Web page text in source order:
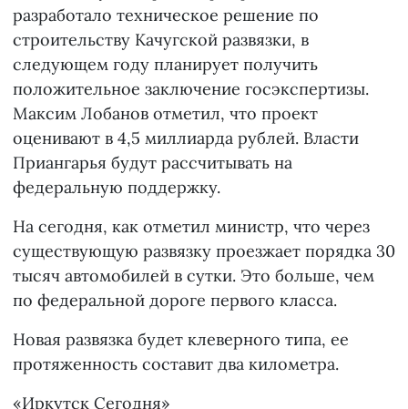
разработало техническое решение по
строительству Качугской развязки, в
следующем году планирует получить
положительное заключение госэкспертизы.
Максим Лобанов отметил, что проект
оценивают в 4,5 миллиарда рублей. Власти
Приангарья будут рассчитывать на
федеральную поддержку.
На сегодня, как отметил министр, что через
существующую развязку проезжает порядка 30
тысяч автомобилей в сутки. Это больше, чем
по федеральной дороге первого класса.
Новая развязка будет клеверного типа, ее
протяженность составит два километра.
«Иркутск Сегодня»